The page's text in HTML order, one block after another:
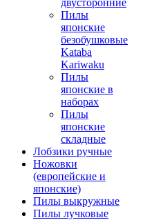
двусторонние
Пилы
японские
безобушковые
Kataba
Kariwaku
Пилы
японские в
наборах
Пилы
японские
складные
Лобзики ручные
Ножовки
(европейские и
японские)
Пилы выкружные
Пилы лучковые